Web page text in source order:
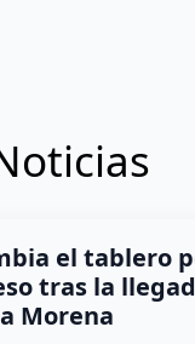
el tablero
tras la
Morena